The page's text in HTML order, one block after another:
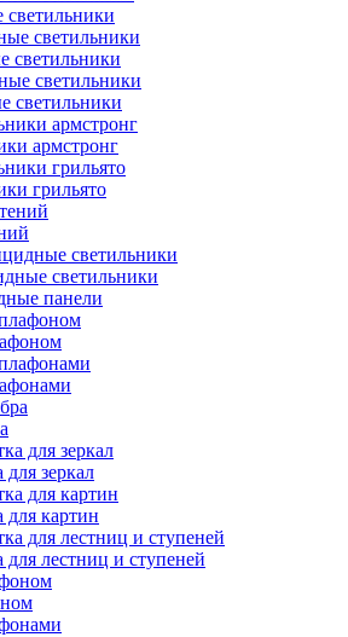
светильники
светильники
армстронг
грильято
светильники
панели
для зеркал
для картин
для лестниц и ступеней